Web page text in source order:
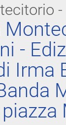
-
Irma